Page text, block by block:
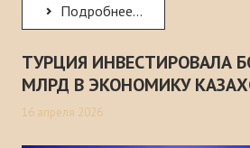
Подробнее...
ТУРЦИЯ ИНВЕСТИРОВАЛА
МЛРД В ЭКОНОМИКУ
16 апреля 2026